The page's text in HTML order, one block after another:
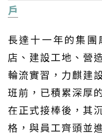
戶
長達十一年的集
店、建設工地、營
輪流實習，力麒建
班前，已積累深厚
在正式接棒後，其
格，與員工齊頭並